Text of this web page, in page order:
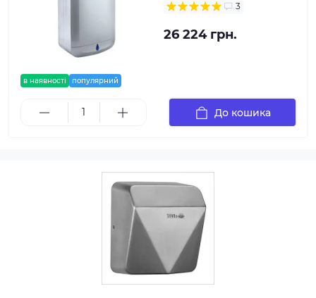
в наявності популярний
3
26 224 грн.
До кошика